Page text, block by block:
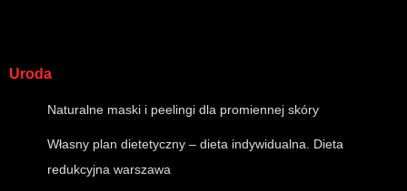
Uroda
Naturalne maski i peelingi dla promiennej skóry
Własny plan dietetyczny – dieta indywidualna. Dieta
redukcyjna warszawa